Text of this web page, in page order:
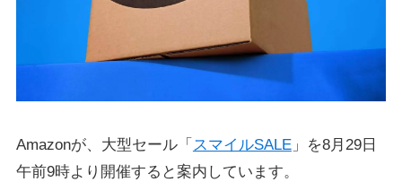
Amazonが、大型セール「 スマイルSALE」を8月29日
午前9時より開催すると案内しています。